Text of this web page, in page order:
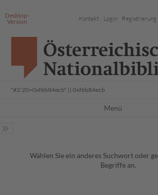
Desktop-
Version
Kontakt Login Registrierung
Menü
Wählen Sie ein anderes Suchwort oder
Begriffe an.